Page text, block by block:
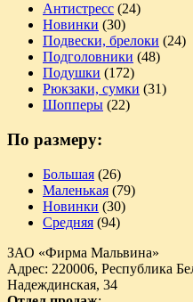
Антистресс (24)
Новинки (30)
Подвески, брелоки (24)
Подголовники (48)
Подушки (172)
Рюкзаки, сумки (31)
Шопперы (22)
По размеру:
Большая (26)
Маленькая (79)
Новинки (30)
Средняя (94)
ЗАО «Фирма Мальвина»
Адрес: 220006, Республика
Надеждинская, 34